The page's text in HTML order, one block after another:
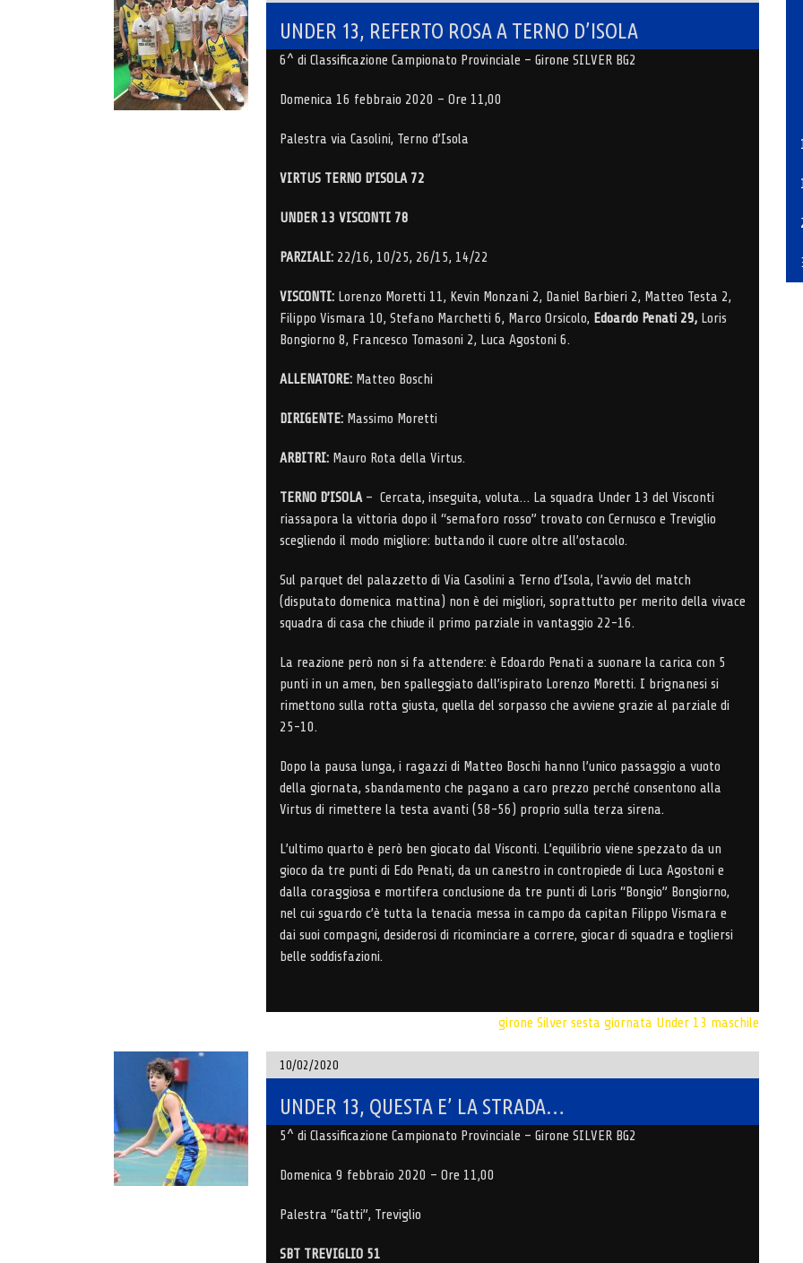
UNDER 13, REFERTO ROSA A TERNO D’ISOLA
6^ di Classificazione Campionato Provinciale – Girone SILVER BG2
Domenica 16 febbraio 2020 – Ore 11,00
Palestra via Casolini, Terno d’Isola
VIRTUS TERNO D’ISOLA 72
UNDER 13 VISCONTI 78
PARZIALI: 22/16, 10/25, 26/15, 14/22
VISCONTI: Lorenzo Moretti 11, Kevin Monzani 2, Daniel Barbieri 2, Matteo Testa 2,
Filippo Vismara 10, Stefano Marchetti 6, Marco Orsicolo, Edoardo Penati 29, Loris
Bongiorno 8, Francesco Tomasoni 2, Luca Agostoni 6.
ALLENATORE: Matteo Boschi
DIRIGENTE: Massimo Moretti
ARBITRI: Mauro Rota della Virtus.
TERNO D’ISOLA– Cercata, inseguita, voluta… La squadra Under 13 del Visconti
riassapora la vittoria dopo il “semaforo rosso” trovato con Cernusco e Treviglio
scegliendo il modo migliore: buttando il cuore oltre all’ostacolo.
Sul parquet del palazzetto di Via Casolini a Terno d’Isola, l’avvio del match
(disputato domenica mattina) non è dei migliori, soprattutto per merito della vivace
squadra di casa che chiude il primo parziale in vantaggio 22-16.
La reazione però non si fa attendere: è Edoardo Penati a suonare la carica con 5
punti in un amen, ben spalleggiato dall’ispirato Lorenzo Moretti. I brignanesi si
rimettono sulla rotta giusta, quella del sorpasso che avviene grazie al parziale di
25-10.
Dopo la pausa lunga, i ragazzi di Matteo Boschi hanno l’unico passaggio a vuoto
della giornata, sbandamento che pagano a caro prezzo perché consentono alla
Virtus di rimettere la testa avanti (58-56) proprio sulla terza sirena.
L’ultimo quarto è però ben giocato dal Visconti. L’equilibrio viene spezzato da un
gioco da tre punti di Edo Penati, da un canestro in contropiede di Luca Agostoni e
dalla coraggiosa e mortifera conclusione da tre punti di Loris “Bongio” Bongiorno,
nel cui sguardo c’è tutta la tenacia messa in campo da capitan Filippo Vismara e
dai suoi compagni, desiderosi di ricominciare a correre, giocar di squadra e togliersi
belle soddisfazioni.
girone Silver sesta giornata Under 13 maschile
10/02/2020
UNDER 13, QUESTA E’ LA STRADA…
5^ di Classificazione Campionato Provinciale – Girone SILVER BG2
Domenica 9 febbraio 2020 – Ore 11,00
Palestra “Gatti”, Treviglio
SBT TREVIGLIO 51